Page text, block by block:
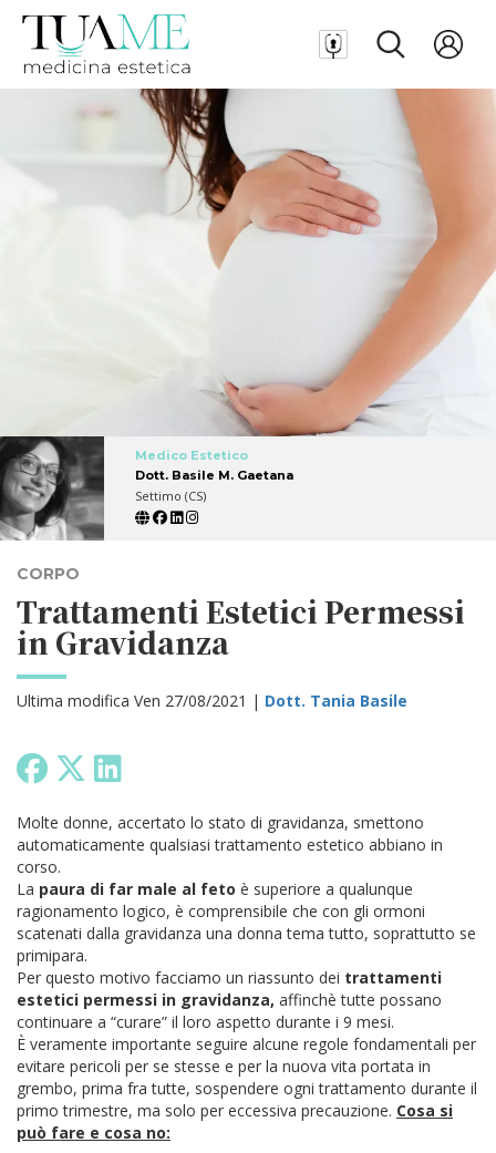
Medico Estetico
Dott. Basile M. Gaetana
Settimo (CS)
CORPO
Trattamenti Estetici Permessi
in Gravidanza
Ultima modifica Ven 27/08/2021 | Dott. Tania Basile
Molte donne, accertato lo stato di gravidanza, smettono
automaticamente qualsiasi trattamento estetico abbiano in
corso.
La paura di far male al feto è superiore a qualunque
ragionamento logico, è comprensibile che con gli ormoni
scatenati dalla gravidanza una donna tema tutto, soprattutto se
primipara.
Per questo motivo facciamo un riassunto dei trattamenti
estetici permessi in gravidanza, affinchè tutte possano
continuare a “curare” il loro aspetto durante i 9 mesi.
È veramente importante seguire alcune regole fondamentali per
evitare pericoli per se stesse e per la nuova vita portata in
grembo, prima fra tutte, sospendere ogni trattamento durante il
primo trimestre, ma solo per eccessiva precauzione. Cosa si
può fare e cosa no: